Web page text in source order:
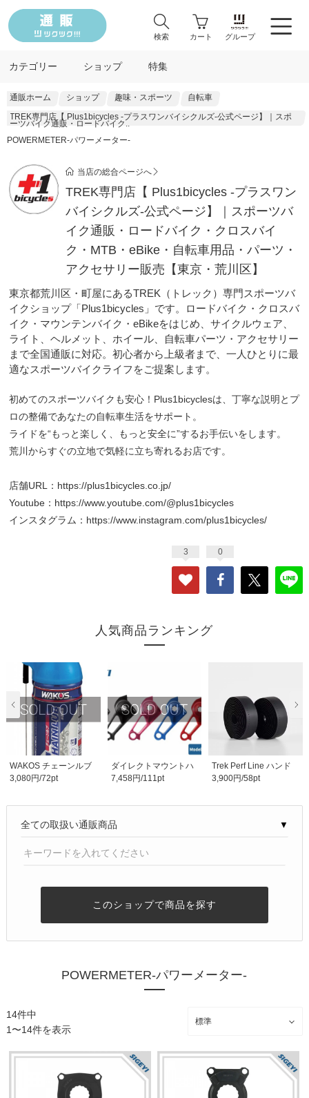
検索 カート グループ
カテゴリー ショップ 特集
通販ホーム ショップ 趣味・スポーツ
自転車
TREK専門店【 Plus1bicycles -プラスワンバイシクルズ‐公式ページ】｜スポ
ーツバイク通販・ロードバイク..
POWERMETER-パワーメーター‐
当店の総合ページへ
TREK専門店【 Plus1bicycles -プラスワン
バイシクルズ‐公式ページ】｜スポーツバ
イク通販・ロードバイク・クロスバイ
ク・MTB・eBike・自転車用品・パーツ・
アクセサリー販売【東京・荒川区】
東京都荒川区・町屋にあるTREK（トレック）専門スポーツバ
イクショップ「Plus1bicycles」です。ロードバイク・クロスバ
イク・マウンテンバイク・eBikeをはじめ、サイクルウェア、
ライト、ヘルメット、ホイール、自転車パーツ・アクセサリー
まで全国通販に対応。初心者から上級者まで、一人ひとりに最
適なスポーツバイクライフをご提案します。
初めてのスポーツバイクも安心！Plus1bicyclesは、丁寧な説明とプ
ロの整備であなたの自転車生活をサポート。
ライドを“もっと楽しく、もっと安全に”するお手伝いをします。
荒川からすぐの立地で気軽に立ち寄れるお店です。
店舗URL： https://plus1bicycles.co.jp/
Youtube： https://www.youtube.com/@plus1bicycles
インスタグラム： https://www.instagram.com/plus1bicycles/
3 0
人気商品ランキング
WAKOS チェーンルブ
3,080円/72pt
ダイレクトマウントハ
ンガー UDH-DM1 UD
7,458円/111pt
Trek Perf Line ハンド
ルバーテープセッ..
3,900円/58pt
▼
このショップで商品を探す
POWERMETER-パワーメーター‐
14件中
1〜14件を表示